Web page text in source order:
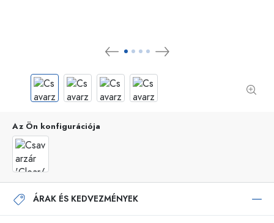
Az Ön konfigurációja
ÁRAK ÉS KEDVEZMÉNYEK